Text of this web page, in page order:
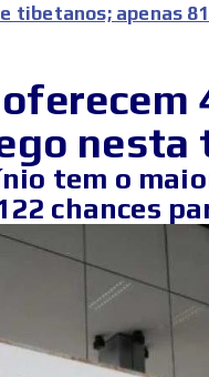
tibetanos; apenas
nesta
tem o
chances